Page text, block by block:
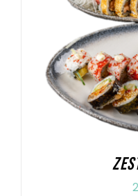
DODAJ DO